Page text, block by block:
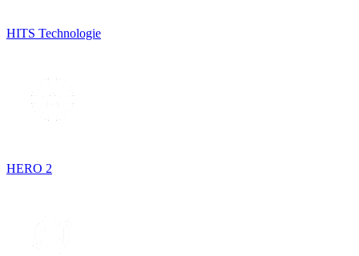
HITS Technologie
HERO 2